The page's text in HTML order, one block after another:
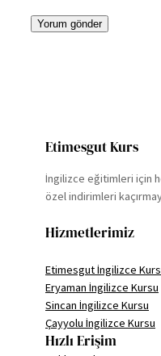
Etimesgut Kurs
İngilizce eğitimleri için
özel indirimleri
Hizmetlerimiz
Etimesgut İngilizce
Eryaman İngilizce Kursu
Sincan İngilizce Kursu
Çayyolu İngilizce Kursu
Hızlı Erişim